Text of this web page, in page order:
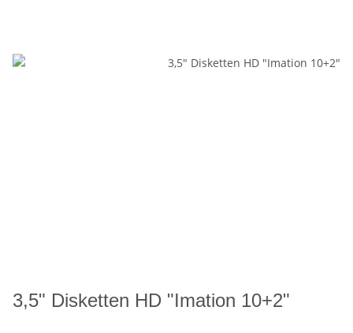
3,5" Disketten HD "Imation 10+2"